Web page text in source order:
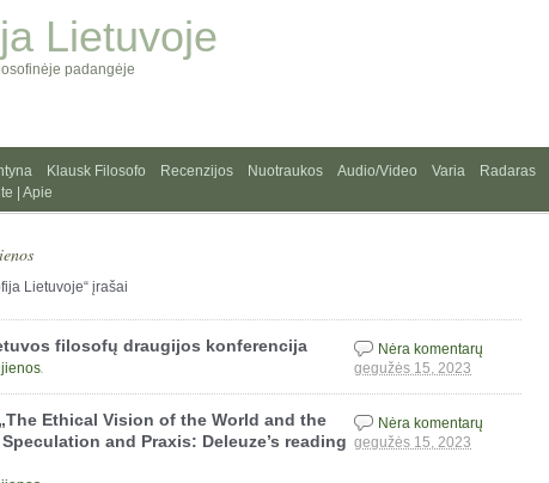
Lietuvoje
padangėje
Klausk Filosofo Recenzijos Nuotraukos Audio/Video Varia Radaras
| Apie
Lietuvoje“ įrašai
filosofų draugijos konferencija
gegužės 15, 2023
Nėra komentarų
Ethical Vision of the World and the
and Praxis: Deleuze’s reading gegužės 15, 2023
Nėra komentarų